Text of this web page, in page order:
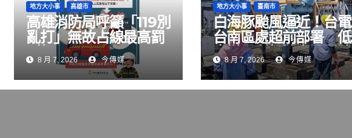
地方大小事 高雄市
高雄消防局呼籲「119別
亂打」無故占線最高罰
5萬元
8 月 7, 2026 今傳媒
地方大小事 臺南市
白海豚颱風逼近！台電
台南區處超前部署 低
窪變電所架防水閘門防
淹水
8 月 7, 2026 今傳媒